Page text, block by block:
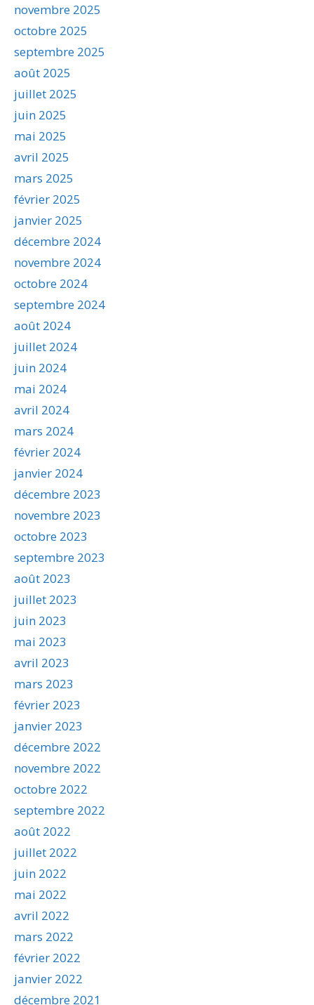
novembre 2025
octobre 2025
septembre 2025
août 2025
juillet 2025
juin 2025
mai 2025
avril 2025
mars 2025
février 2025
janvier 2025
décembre 2024
novembre 2024
octobre 2024
septembre 2024
août 2024
juillet 2024
juin 2024
mai 2024
avril 2024
mars 2024
février 2024
janvier 2024
décembre 2023
novembre 2023
octobre 2023
septembre 2023
août 2023
juillet 2023
juin 2023
mai 2023
avril 2023
mars 2023
février 2023
janvier 2023
décembre 2022
novembre 2022
octobre 2022
septembre 2022
août 2022
juillet 2022
juin 2022
mai 2022
avril 2022
mars 2022
février 2022
janvier 2022
décembre 2021